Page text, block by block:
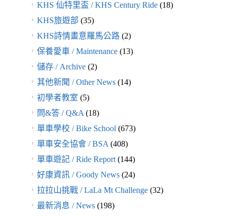
KHS 仙特里盃 / KHS Century Ride(18)
KHS旅遊部 (35)
KHS詩情畫意羅馬公路(2)
保養愛車 / Maintenance(13)
儲存 / Archive(2)
其他新聞 / Other News(14)
初學者教室 (5)
問&答 / Q&A(18)
單車學校 / Bike School(673)
單車安全協會 / BSA(408)
單車遊記 / Ride Report(144)
好康資訊 / Goody News(24)
拉拉山挑戰 / LaLa Mt Challenge(32)
最新消息 / News(198)